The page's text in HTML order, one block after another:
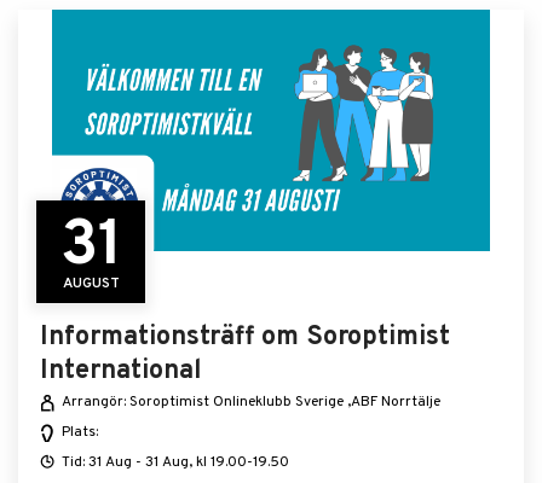
31
AUGUST
Informationsträff om Soroptimist
International
Arrangör: Soroptimist Onlineklubb Sverige ,ABF Norrtälje
Plats:
Tid: 31 Aug - 31 Aug, kl 19.00-19.50